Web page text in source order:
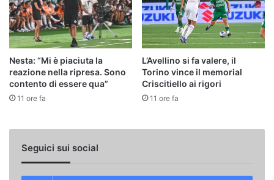
Nesta: “Mi è piaciuta la
reazione nella ripresa. Sono
contento di essere qua”
11 ore fa
L’Avellino si fa valere, il
Torino vince il memorial
Criscitiello ai rigori
11 ore fa
Seguici sui social